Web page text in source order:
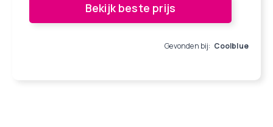
Bekijk beste prijs
Gevonden bij: Coolblue